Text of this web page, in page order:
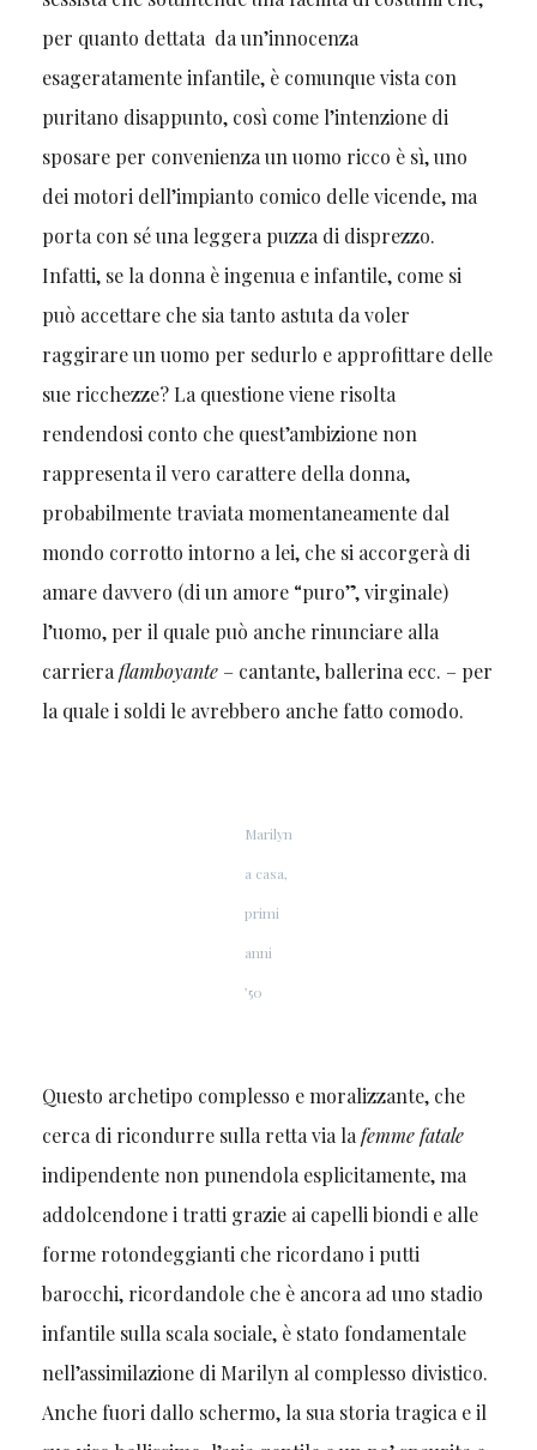
per quanto dettata da un’innocenza
esageratamente infantile, è comunque vista con
puritano disappunto, così come l’intenzione di
sposare per convenienza un uomo ricco è sì, uno
dei motori dell’impianto comico delle vicende, ma
porta con sé una leggera puzza di disprezzo.
Infatti, se la donna è ingenua e infantile, come si
può accettare che sia tanto astuta da voler
raggirare un uomo per sedurlo e approfittare delle
sue ricchezze? La questione viene risolta
rendendosi conto che quest’ambizione non
rappresenta il vero carattere della donna,
probabilmente traviata momentaneamente dal
mondo corrotto intorno a lei, che si accorgerà di
amare davvero (di un amore “puro”, virginale)
l’uomo, per il quale può anche rinunciare alla
carrieraflamboyante – cantante, ballerina ecc. – per
la quale i soldi le avrebbero anche fatto comodo.
Marilyn
a casa,
primi
anni
’50
Questo archetipo complesso e moralizzante, che
cerca di ricondurre sulla retta via lafemme fatale
indipendente non punendola esplicitamente, ma
addolcendone i tratti grazie ai capelli biondi e alle
forme rotondeggianti che ricordano i putti
barocchi, ricordandole che è ancora ad uno stadio
infantile sulla scala sociale, è stato fondamentale
nell’assimilazione di Marilyn al complesso divistico.
Anche fuori dallo schermo, la sua storia tragica e il